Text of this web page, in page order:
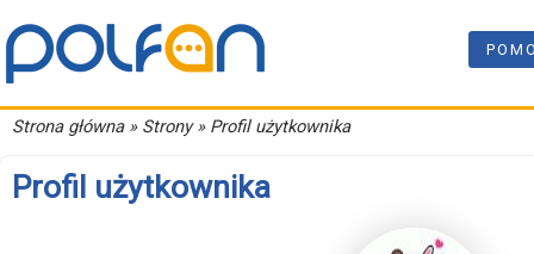
Strona główna» Strony » Profil użytkownika
Profil użytkownika